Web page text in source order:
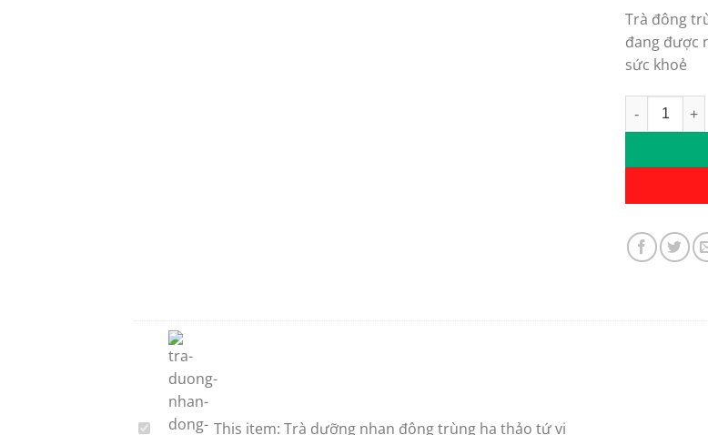
Trà đông
đang được
sức khoẻ
Trà dưỡng
Trà
This item: Trà dưỡng nhan đông trùng hạ thảo tứ vị